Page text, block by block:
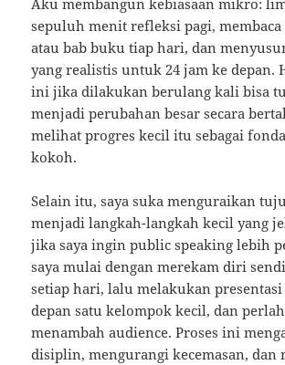
Aku membangun kebiasaan mikro:
sepuluh menit refleksi pagi,
atau bab buku tiap hari, dan
yang realistis untuk 24 jam ke depan.
ini jika dilakukan berulang kali bisa
menjadi perubahan besar secara
melihat progres kecil itu sebagai
kokoh.
Selain itu, saya suka menguraikan
menjadi langkah-langkah kecil yang
jika saya ingin public speaking lebih
saya mulai dengan merekam diri
setiap hari, lalu melakukan
depan satu kelompok kecil, dan
menambah audience. Proses ini
disiplin, mengurangi kecemasan, dan